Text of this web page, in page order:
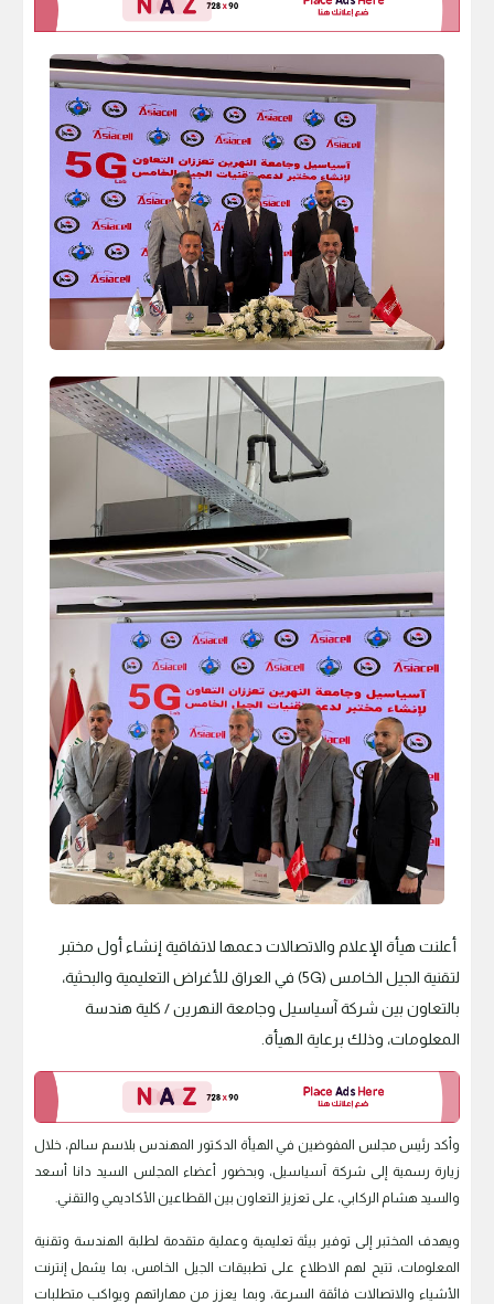
أعلنت هيأة الإعلام والاتصالات دعمها لاتفاقية إنشاء أول مختبر
لتقنية الجيل الخامس (5G) في العراق للأغراض التعليمية والبحثية،
بالتعاون بين شركة آسياسيل وجامعة النهرين / كلية هندسة
المعلومات، وذلك برعاية الهيأة.
وأكد رئيس مجلس المفوضين في الهيأة الدكتور المهندس بلاسم سالم، خلال
زيارة رسمية إلى شركة آسياسيل، وبحضور أعضاء المجلس السيد دانا أسعد
والسيد هشام الركابي، على تعزيز التعاون بين القطاعين الأكاديمي والتقني.
ويهدف المختبر إلى توفير بيئة تعليمية وعملية متقدمة لطلبة الهندسة وتقنية
المعلومات، تتيح لهم الاطلاع على تطبيقات الجيل الخامس، بما يشمل إنترنت
الأشياء والاتصالات فائقة السرعة، وبما يعزز من مهاراتهم ويواكب متطلبات